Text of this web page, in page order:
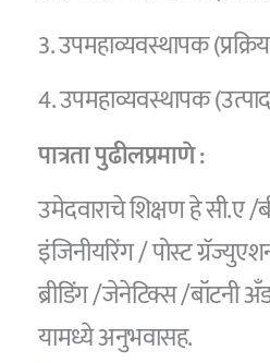
3. उपमहाव्यवस्थापक
4. उपमहाव्यवस्थापक
पात्रता पुढीलप्रमाणे:
उमेदवाराचे शिक्षण हे सी.ए /
इंजिनीयरिंग / पोस्ट
ब्रीडिंग /जेनेटिक्स /बॉटनी
यामध्ये अनुभवासह.